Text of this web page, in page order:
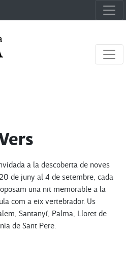
a la descoberta de noves
de juny al 4 de setembre, cada
una nit memorable a la
com a eix vertebrador. Us
Santanyí, Palma, Lloret de
de Sant Pere.